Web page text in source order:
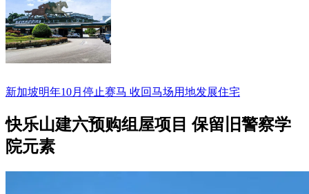
新加坡明年10月停止赛马 收回马场用地发展住宅
快乐山建六预购组屋项目 保留旧警察学
院元素